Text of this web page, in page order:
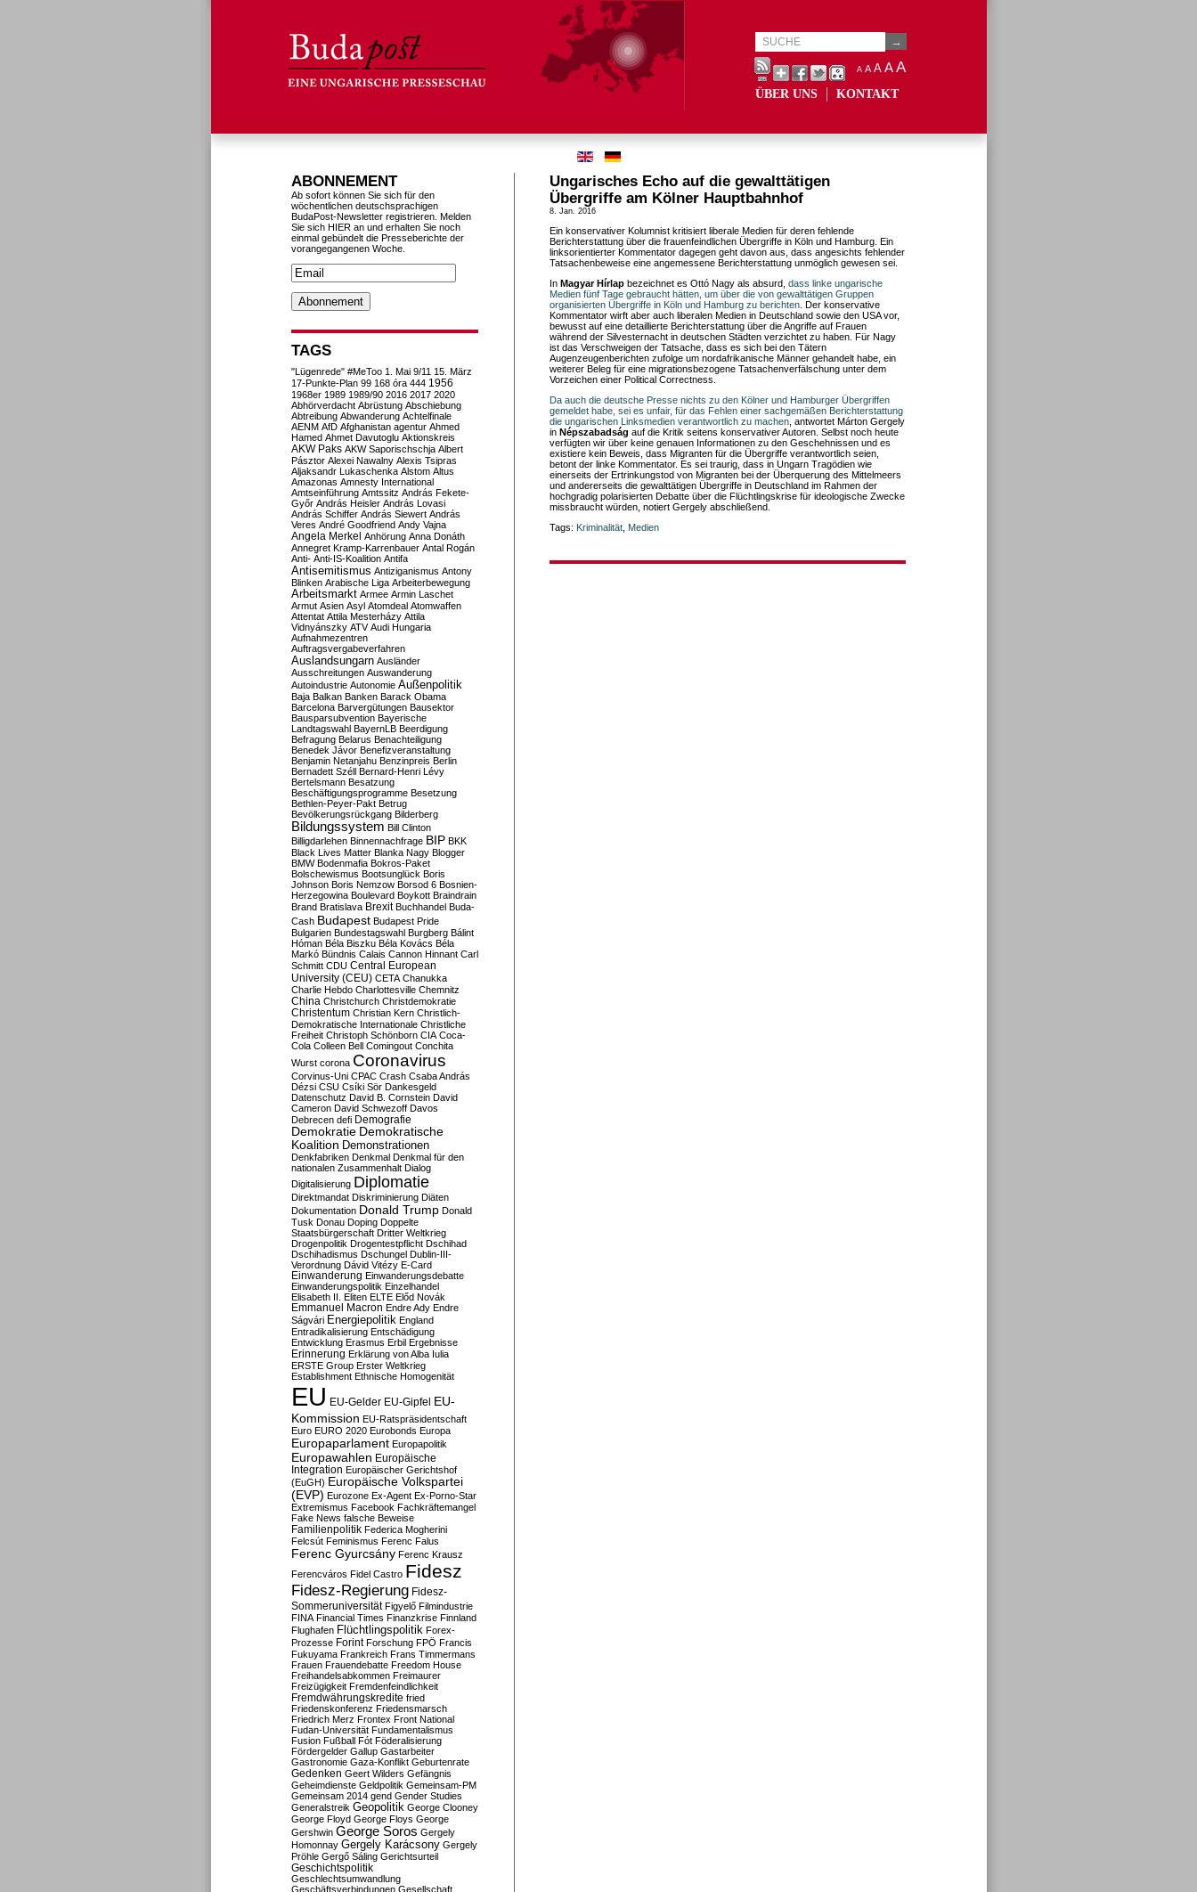
A A A AA
ÜBER UNS KONTAKT
Ungarisches Echo auf die gewalttätigen
Übergriffe am Kölner Hauptbahnhof
8. Jan. 2016
Ein konservativer Kolumnist kritisiert liberale Medien für deren fehlende
Berichterstattung über die frauenfeindlichen Übergriffe in Köln und Hamburg. Ein
linksorientierter Kommentator dagegen geht davon aus, dass angesichts fehlender
Tatsachenbeweise eine angemessene Berichterstattung unmöglich gewesen sei.
In Magyar Hírlap bezeichnet es Ottó Nagy als absurd, dass linke ungarische
Medien fünf Tage gebraucht hätten, um über die von gewalttätigen Gruppen
organisierten Übergriffe in Köln und Hamburg zu berichten . Der konservative
Kommentator wirft aber auch liberalen Medien in Deutschland sowie den USA vor,
bewusst auf eine detaillierte Berichterstattung über die Angriffe auf Frauen
während der Silvesternacht in deutschen Städten verzichtet zu haben. Für Nagy
ist das Verschweigen der Tatsache, dass es sich bei den Tätern
Augenzeugenberichten zufolge um nordafrikanische Männer gehandelt habe, ein
weiterer Beleg für eine migrationsbezogene Tatsachenverfälschung unter dem
Vorzeichen einer Political Correctness.
Da auch die deutsche Presse nichts zu den Kölner und Hamburger Übergriffen
gemeldet habe, sei es unfair, für das Fehlen einer sachgemäßen Berichterstattung
die ungarischen Linksmedien verantwortlich zu machen , antwortet Márton Gergely
in Népszabadság auf die Kritik seitens konservativer Autoren. Selbst noch heute
verfügten wir über keine genauen Informationen zu den Geschehnissen und es
existiere kein Beweis, dass Migranten für die Übergriffe verantwortlich seien,
betont der linke Kommentator. Es sei traurig, dass in Ungarn Tragödien wie
einerseits der Ertrinkungstod von Migranten bei der Überquerung des Mittelmeers
und andererseits die gewalttätigen Übergriffe in Deutschland im Rahmen der
hochgradig polarisierten Debatte über die Flüchtlingskrise für ideologische Zwecke
missbraucht würden, notiert Gergely abschließend.
Tags: Kriminalität Medien
ABONNEMENT
Ab sofort können Sie sich für den
wöchentlichen deutschsprachigen
BudaPost-Newsletter registrieren. Melden
Sie sich HIER an und erhalten Sie noch
einmal gebündelt die Presseberichte der
vorangegangenen Woche.
TAGS
"Lügenrede" #MeToo 1. Mai 9/11 15. März
17-Punkte-Plan 99 168 óra 444 1956
1968er 1989 1989/90 2016 2017 2020
Abhörverdacht Abrüstung Abschiebung
Abtreibung Abwanderung Achtelfinale
AENM AfD Afghanistan agentur Ahmed
Hamed Ahmet Davutoglu Aktionskreis
AKW Paks AKW Saporischschja Albert
Pásztor Alexei Nawalny Alexis Tsipras
Aljaksandr Lukaschenka Alstom Altus
Amazonas Amnesty International
Amtseinführung Amtssitz András Fekete-
Győr András Heisler András Lovasi
András Schiffer András Siewert András
Veres André Goodfriend Andy Vajna
Angela Merkel Anhörung Anna Donáth
Annegret Kramp-Karrenbauer Antal Rogán
Anti- Anti-IS-Koalition Antifa
Antisemitismus Antiziganismus Antony
Blinken Arabische Liga Arbeiterbewegung
Arbeitsmarkt Armee Armin Laschet
Armut Asien Asyl Atomdeal Atomwaffen
Attentat Attila Mesterházy Attila
Vidnyánszky ATV Audi Hungaria
Aufnahmezentren
Auftragsvergabeverfahren
Auslandsungarn Ausländer
Ausschreitungen Auswanderung
Autoindustrie Autonomie Außenpolitik
Baja Balkan Banken Barack Obama
Barcelona Barvergütungen Bausektor
Bausparsubvention Bayerische
Landtagswahl BayernLB Beerdigung
Befragung Belarus Benachteiligung
Benedek Jávor Benefizveranstaltung
Benjamin Netanjahu Benzinpreis Berlin
Bernadett Széll Bernard-Henri Lévy
Bertelsmann Besatzung
Beschäftigungsprogramme Besetzung
Bethlen-Peyer-Pakt Betrug
Bevölkerungsrückgang Bilderberg
Bildungssystem Bill Clinton
Billigdarlehen Binnennachfrage BIP BKK
Black Lives Matter Blanka Nagy Blogger
BMW Bodenmafia Bokros-Paket
Bolschewismus Bootsunglück Boris
Johnson Boris Nemzow Borsod 6 Bosnien-
Herzegowina Boulevard Boykott Braindrain
Brand Bratislava Brexit Buchhandel Buda-
Cash Budapest Budapest Pride
Bulgarien Bundestagswahl Burgberg Bálint
Hóman Béla Biszku Béla Kovács Béla
Markó Bündnis Calais Cannon Hinnant Carl
Schmitt CDU Central European
University (CEU) CETA Chanukka
Charlie Hebdo Charlottesville Chemnitz
China Christchurch Christdemokratie
Christentum Christian Kern Christlich-
Demokratische Internationale Christliche
Freiheit Christoph Schönborn CIA Coca-
Cola Colleen Bell Comingout Conchita
Wurst corona Coronavirus
Corvinus-Uni CPAC Crash Csaba András
Dézsi CSU Csíki Sör Dankesgeld
Datenschutz David B. Cornstein David
Cameron David Schwezoff Davos
Debrecen defi Demografie
Demokratie Demokratische
Koalition Demonstrationen
Denkfabriken Denkmal Denkmal für den
nationalen Zusammenhalt Dialog
Digitalisierung Diplomatie
Direktmandat Diskriminierung Diäten
Dokumentation Donald Trump Donald
Tusk Donau Doping Doppelte
Staatsbürgerschaft Dritter Weltkrieg
Drogenpolitik Drogentestpflicht Dschihad
Dschihadismus Dschungel Dublin-III-
Verordnung Dávid Vitézy E-Card
Einwanderung Einwanderungsdebatte
Einwanderungspolitik Einzelhandel
Elisabeth II. Eliten ELTE Előd Novák
Emmanuel Macron Endre Ady Endre
Ságvári Energiepolitik England
Entradikalisierung Entschädigung
Entwicklung Erasmus Erbil Ergebnisse
Erinnerung Erklärung von Alba Iulia
ERSTE Group Erster Weltkrieg
Establishment Ethnische Homogenität
EU EU-Gelder EU-Gipfel EU-
Kommission EU-Ratspräsidentschaft
Euro EURO 2020 Eurobonds Europa
Europaparlament Europapolitik
Europawahlen Europäische
Integration Europäischer Gerichtshof
(EuGH) Europäische Volkspartei
(EVP) Eurozone Ex-Agent Ex-Porno-Star
Extremismus Facebook Fachkräftemangel
Fake News falsche Beweise
Familienpolitik Federica Mogherini
Felcsút Feminismus Ferenc Falus
Ferenc Gyurcsány Ferenc Krausz
Ferencváros Fidel Castro Fidesz
Fidesz-Regierung Fidesz-
Sommeruniversität Figyelő Filmindustrie
FINA Financial Times Finanzkrise Finnland
Flughafen Flüchtlingspolitik Forex-
Prozesse Forint Forschung FPÖ Francis
Fukuyama Frankreich Frans Timmermans
Frauen Frauendebatte Freedom House
Freihandelsabkommen Freimaurer
Freizügigkeit Fremdenfeindlichkeit
Fremdwährungskredite fried
Friedenskonferenz Friedensmarsch
Friedrich Merz Frontex Front National
Fudan-Universität Fundamentalismus
Fusion Fußball Fót Föderalisierung
Fördergelder Gallup Gastarbeiter
Gastronomie Gaza-Konflikt Geburtenrate
Gedenken Geert Wilders Gefängnis
Geheimdienste Geldpolitik Gemeinsam-PM
Gemeinsam 2014 gend Gender Studies
Generalstreik Geopolitik George Clooney
George Floyd George Floys George
Gershwin George Soros Gergely
Homonnay Gergely Karácsony Gergely
Pröhle Gergő Sáling Gerichtsurteil
Geschichtspolitik
Geschlechtsumwandlung
Geschäftsverbindungen Gesellschaft